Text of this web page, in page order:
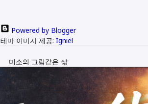
Powered by Blogger
테마 이미지 제공:Igniel
미소의 그림같은 삶